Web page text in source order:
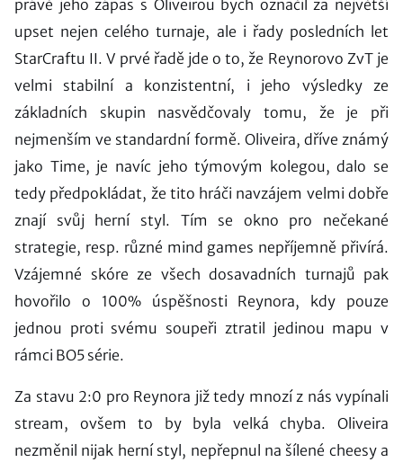
právě jeho zápas s Oliveirou bych označil za největší
upset nejen celého turnaje, ale i řady posledních let
StarCraftu II. V prvé řadě jde o to, že Reynorovo ZvT je
velmi stabilní a konzistentní, i jeho výsledky ze
základních skupin nasvědčovaly tomu, že je při
nejmenším ve standardní formě. Oliveira, dříve známý
jako Time, je navíc jeho týmovým kolegou, dalo se
tedy předpokládat, že tito hráči navzájem velmi dobře
znají svůj herní styl. Tím se okno pro nečekané
strategie, resp. různé mind games nepříjemně přivírá.
Vzájemné skóre ze všech dosavadních turnajů pak
hovořilo o 100% úspěšnosti Reynora, kdy pouze
jednou proti svému soupeři ztratil jedinou mapu v
rámci BO5 série.
Za stavu 2:0 pro Reynora již tedy mnozí z nás vypínali
stream, ovšem to by byla velká chyba. Oliveira
nezměnil nijak herní styl, nepřepnul na šílené cheesy a